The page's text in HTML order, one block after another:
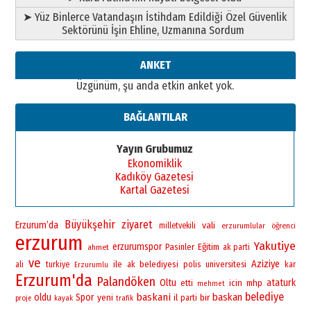
Ahmed Yesevi’den bir Alperen…
”Reisimiz” idi… Hakka yürüdü.!
26 Mart 2026 Perşembe
gönül adamı Faruk Terzioğlu!
bir vizyon proje daha!
02 Ağustos 2026 Pazar
➤ Yüz Binlerce Vatandaşın İstihdam Edildiği Özel Güvenlik
Sektörünü İşin Ehline, Uzmanına Sordum
ANKET
Üzgünüm, şu anda etkin anket yok.
BAĞLANTILAR
Yayın Grubumuz
Ekonomiklik
Kadıköy Gazetesi
Kartal Gazetesi
Erzurum’da Büyükşehir ziyaret milletvekili vali erzurumlular öğrenci
erzurum ahmet erzurumspor Pasinler Eğitim ak parti Yakutiye
ali ve turkiye Erzurumlu ile ak belediyesi polis universitesi Aziziye kar
Erzurum'da Palandöken Oltu etti mehmet icin mhp ataturk
proje oldu kayak Spor yeni trafik baskani il parti bir baskan belediye